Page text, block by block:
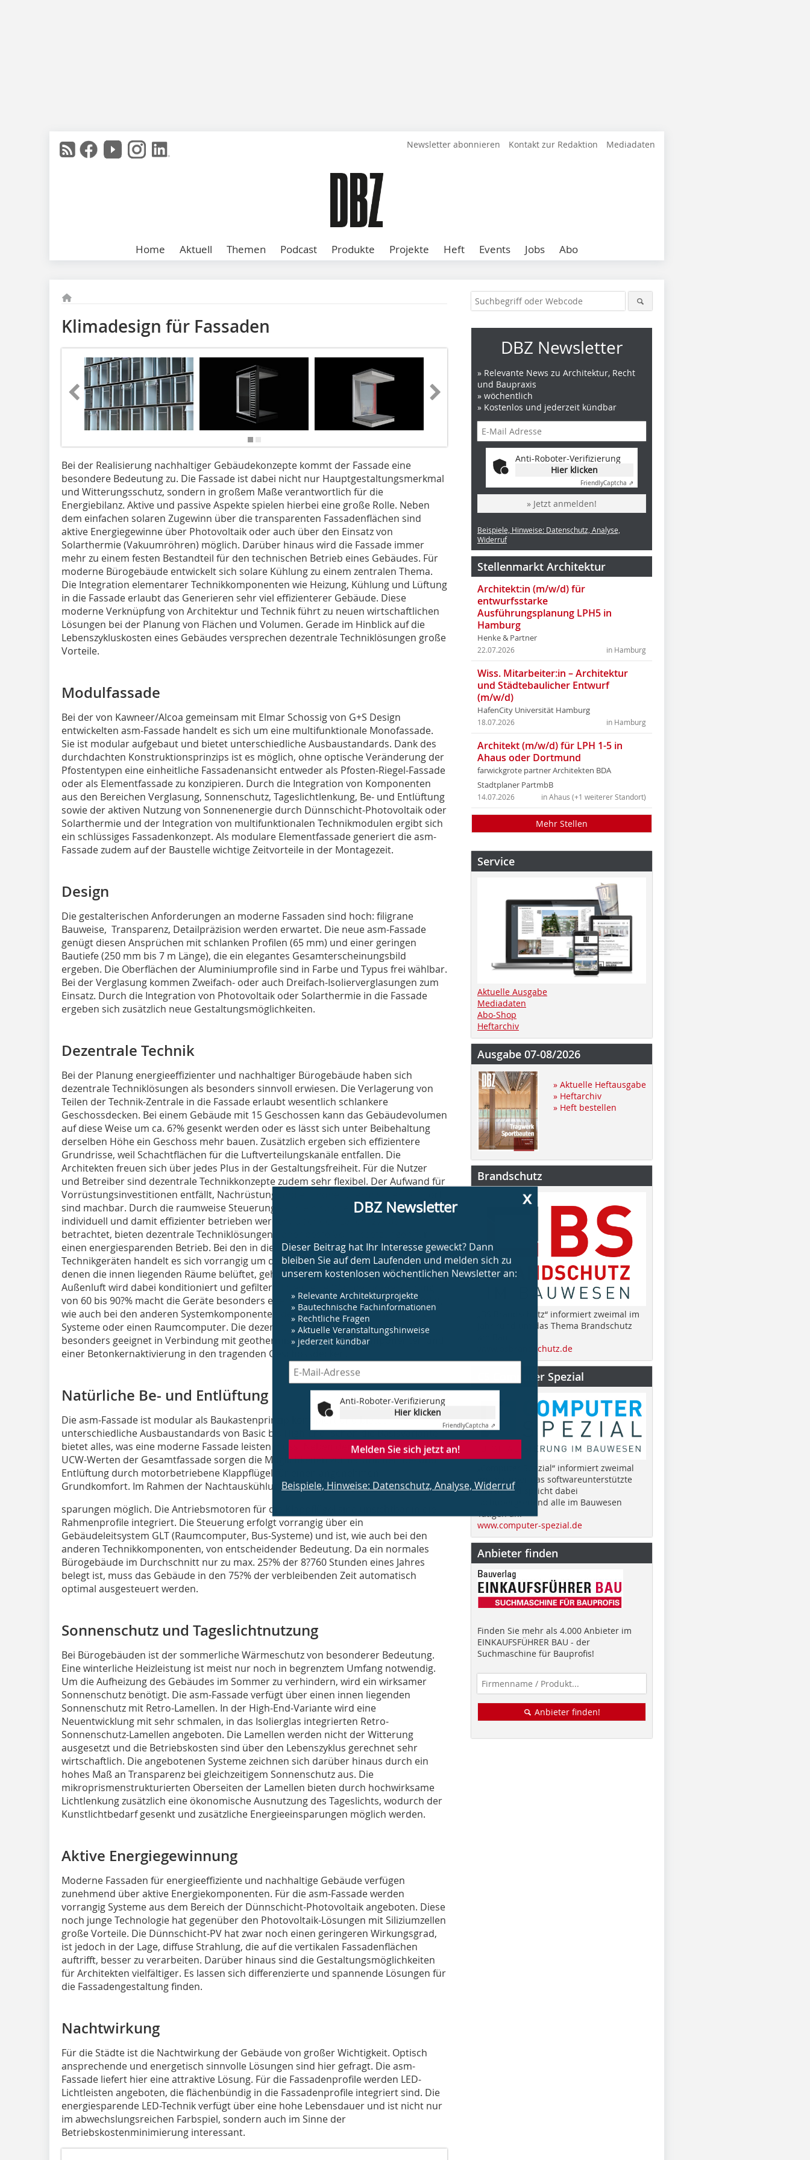
Newsletter abonnieren Kontakt zur Redaktion Mediadaten
Home Aktuell Themen Podcast Produkte Projekte Heft Events Jobs Abo
Klimadesign für Fassaden
Bei der Realisierung nachhaltiger Gebäudekonzepte kommt der Fassade eine
besondere Bedeutung zu. Die Fassade ist dabei nicht nur Hauptgestaltungsmerkmal
und Witterungsschutz, sondern in großem Maße verantwortlich für die
Energiebilanz. Aktive und passive Aspekte spielen hierbei eine große Rolle. Neben
dem einfachen solaren Zugewinn über die transparenten Fassadenflächen sind
aktive Energiegewinne über Photovoltaik oder auch über den Einsatz von
Solarthermie (Vakuumröhren) möglich. Darüber hinaus wird die Fassade immer
mehr zu einem festen Bestandteil für den technischen Betrieb eines Gebäudes. Für
moderne Bürogebäude entwickelt sich solare Kühlung zu einem zentralen Thema.
Die Integration elementarer Technikkomponenten wie Heizung, Kühlung und Lüftung
in die Fassade erlaubt das Generieren sehr viel effizienterer Gebäude. Diese
moderne Verknüpfung von Architektur und Technik führt zu neuen wirtschaftlichen
Lösungen bei der Planung von Flächen und Volumen. Gerade im Hinblick auf die
Lebenszykluskosten eines Gebäudes versprechen dezentrale Techniklösungen große
Vorteile.
Modulfassade
Bei der von Kawneer/Alcoa gemeinsam mit Elmar Schossig von G+S Design
entwickelten asm-Fassade handelt es sich um eine multifunktionale Monofassade.
Sie ist modular aufgebaut und bietet unterschiedliche Ausbaustandards. Dank des
durchdachten Konstruktionsprinzips ist es möglich, ohne optische Veränderung der
Pfostentypen eine einheitliche Fassadenansicht entweder als Pfosten-Riegel-Fassade
oder als Elementfassade zu konzipieren. Durch die Integration von Komponenten
aus den Bereichen Verglasung, Sonnenschutz, Tageslichtlenkung, Be- und Entlüftung
sowie der aktiven Nutzung von Sonnenenergie durch Dünnschicht-Photovoltaik oder
Solarthermie und der Integration von multifunktionalen Technikmodulen ergibt sich
ein schlüssiges Fassadenkonzept. Als modulare Elementfassade generiert die asm-
Fassade zudem auf der Baustelle wichtige Zeitvorteile in der Montagezeit.
Design
Die gestalterischen Anforderungen an moderne Fassaden sind hoch: filigrane
Bauweise, Transparenz, Detailpräzision werden erwartet. Die neue asm-Fassade
genügt diesen Ansprüchen mit schlanken Profilen (65 mm) und einer geringen
Bautiefe (250 mm bis 7 m Länge), die ein elegantes Gesamterscheinungsbild
ergeben. Die Oberflächen der Aluminiumprofile sind in Farbe und Typus frei wählbar.
Bei der Verglasung kommen Zweifach- oder auch Dreifach-Isolierverglasungen zum
Einsatz. Durch die Integration von Photovoltaik oder Solarthermie in die Fassade
ergeben sich zusätzlich neue Gestaltungsmöglichkeiten.
Dezentrale Technik
Bei der Planung energieeffizienter und nachhaltiger Bürogebäude haben sich
dezentrale Techniklösungen als besonders sinnvoll erwiesen. Die Verlagerung von
Teilen der Technik-Zentrale in die Fassade erlaubt wesentlich schlankere
Geschossdecken. Bei einem Gebäude mit 15 Geschossen kann das Gebäudevolumen
auf diese Weise um ca. 6?% gesenkt werden oder es lässt sich unter Beibehaltung
derselben Höhe ein Geschoss mehr bauen. Zusätzlich ergeben sich effizientere
Grundrisse, weil Schachtflächen für die Luftverteilungskanäle entfallen. Die
Architekten freuen sich über jedes Plus in der Gestaltungsfreiheit. Für die Nutzer
und Betreiber sind dezentrale Technikkonzepte zudem sehr flexibel. Der Aufwand für
Vorrüstungsinvestitionen entfällt, Nachrüstung und ein hoher thermischer Komfort
sind machbar. Durch die raumweise Steuerung kann ein solches Gebäude sehr
individuell und damit effizienter betrieben werden. Über den Lebenszyklus
betrachtet, bieten dezentrale Techniklösungen daher beste Voraussetzungen für
einen energiesparenden Betrieb. Bei den in die asm-Fassade integrierten
Technikgeräten handelt es sich vorrangig um dezentrale Lüftungseinheiten, mit
denen die innen liegenden Räume belüftet, geheizt und gekühlt werden können. Die
Außenluft wird dabei konditioniert und gefiltert. Integrierte Wärmerückgewinnung
von 60 bis 90?% macht die Geräte besonders energieeffizient. Die Steuerung erfolgt,
wie auch bei den anderen Systemkomponenten der Fassade, über moderne Bus-
Systeme oder einen Raumcomputer. Die dezentralen Technikkonzepte sind
besonders geeignet in Verbindung mit geothermischen Nutzungskomponenten und
einer Betonkernaktivierung in den tragenden Geschossdecken.
Natürliche Be- und Entlüftung
Die asm-Fassade ist modular als Baukastenprinzip konzipiert und bietet
unterschiedliche Ausbaustandards von Basic bis High-End. Schon die Basisvariante
bietet alles, was eine moderne Fassade leisten muss. Neben den hervorragenden
UCW-Werten der Gesamtfassade sorgen die Möglichkeiten zur natürlichen Be- und
Entlüftung durch motorbetriebene Klappflügel für einen angenehmen
Grundkomfort. Im Rahmen der Nachtauskühlung sind somit erste Energieein-
sparungen möglich. Die Antriebsmotoren für die Klappflügel sind unsichtbar in die
Rahmenprofile integriert. Die Steuerung erfolgt vorrangig über ein
Gebäudeleitsystem GLT (Raumcomputer, Bus-Systeme) und ist, wie auch bei den
anderen Technikkomponenten, von entscheidender Bedeutung. Da ein normales
Bürogebäude im Durchschnitt nur zu max. 25?% der 8?760 Stunden eines Jahres
belegt ist, muss das Gebäude in den 75?% der verbleibenden Zeit automatisch
optimal ausgesteuert werden.
Sonnenschutz und Tageslichtnutzung
Bei Bürogebäuden ist der sommerliche Wärmeschutz von besonderer Bedeutung.
Eine winterliche Heizleistung ist meist nur noch in begrenztem Umfang notwendig.
Um die Aufheizung des Gebäudes im Sommer zu verhindern, wird ein wirksamer
Sonnenschutz benötigt. Die asm-Fassade verfügt über einen innen liegenden
Sonnenschutz mit Retro-Lamellen. In der High-End-Variante wird eine
Neuentwicklung mit sehr schmalen, in das Isolierglas integrierten Retro-
Sonnenschutz-Lamellen angeboten. Die Lamellen werden nicht der Witterung
ausgesetzt und die Betriebskosten sind über den Lebenszyklus gerechnet sehr
wirtschaftlich. Die angebotenen Systeme zeichnen sich darüber hinaus durch ein
hohes Maß an Transparenz bei gleichzeitigem Sonnenschutz aus. Die
mikroprismenstrukturierten Oberseiten der Lamellen bieten durch hochwirksame
Lichtlenkung zusätzlich eine ökonomische Ausnutzung des Tageslichts, wodurch der
Kunstlichtbedarf gesenkt und zusätzliche Energieeinsparungen möglich werden.
Aktive Energiegewinnung
Moderne Fassaden für energieeffiziente und nachhaltige Gebäude verfügen
zunehmend über aktive Energiekomponenten. Für die asm-Fassade werden
vorrangig Systeme aus dem Bereich der Dünnschicht-Photovoltaik angeboten. Diese
noch junge Technologie hat gegenüber den Photovoltaik-Lösungen mit Siliziumzellen
große Vorteile. Die Dünnschicht-PV hat zwar noch einen geringeren Wirkungsgrad,
ist jedoch in der Lage, diffuse Strahlung, die auf die vertikalen Fassadenflächen
auftrifft, besser zu verarbeiten. Darüber hinaus sind die Gestaltungsmöglichkeiten
für Architekten vielfältiger. Es lassen sich differenzierte und spannende Lösungen für
die Fassadengestaltung finden.
Nachtwirkung
Für die Städte ist die Nachtwirkung der Gebäude von großer Wichtigkeit. Optisch
ansprechende und energetisch sinnvolle Lösungen sind hier gefragt. Die asm-
Fassade liefert hier eine attraktive Lösung. Für die Fassadenprofile werden LED-
Lichtleisten angeboten, die flächenbündig in die Fassadenprofile integriert sind. Die
energiesparende LED-Technik verfügt über eine hohe Lebensdauer und ist nicht nur
im abwechslungsreichen Farbspiel, sondern auch im Sinne der
Betriebskostenminimierung interessant.
x
DBZ Newsletter
Dieser Beitrag hat Ihr Interesse geweckt? Dann
bleiben Sie auf dem Laufenden und melden sich zu
unserem kostenlosen wöchentlichen Newsletter an:
» Relevante Architekturprojekte
» Bautechnische Fachinformationen
» Rechtliche Fragen
» Aktuelle Veranstaltungshinweise
» jederzeit kündbar
Anti-Roboter-Verifizierung
Hier klicken
FriendlyCaptcha ⇗
Melden Sie sich jetzt an!
Beispiele, Hinweise: Datenschutz, Analyse, Widerruf
DBZ Newsletter
» Relevante News zu Architektur, Recht
und Baupraxis
» wöchentlich
» Kostenlos und jederzeit kündbar
Anti-Roboter-Verifizierung
Hier klicken
FriendlyCaptcha ⇗
» Jetzt anmelden!
Beispiele, Hinweise: Datenschutz, Analyse,
Widerruf
Stellenmarkt Architektur
Architekt:in (m/w/d) für
entwurfsstarke
Ausführungsplanung LPH5 in
Hamburg
Henke & Partner
in Hamburg
22.07.2026
Wiss. Mitarbeiter:in – Architektur
und Städtebaulicher Entwurf
(m/w/d)
HafenCity Universität Hamburg
in Hamburg
18.07.2026
Architekt (m/w/d) für LPH 1-5 in
Ahaus oder Dortmund
farwickgrote partner Architekten BDA
Stadtplaner PartmbB
in Ahaus (+1 weiterer Standort)
14.07.2026
Mehr Stellen
Service
Aktuelle Ausgabe
Mediadaten
Abo-Shop
Heftarchiv
Ausgabe 07-08/2026
» Aktuelle Heftausgabe
» Heftarchiv
» Heft bestellen
Brandschutz
„BS Brandschutz“ informiert zweimal im
Jahr rund um das Thema Brandschutz
www.bsbrandschutz.de
CS Computer Spezial
„Computer Spezial“ informiert zweimal
im Jahr über das softwareunterstützte
Bauen und spricht dabei
fachübergreifend alle im Bauwesen
Tätigen an.
www.computer-spezial.de
Anbieter finden
Finden Sie mehr als 4.000 Anbieter im
EINKAUFSFÜHRER BAU - der
Suchmaschine für Bauprofis!
Anbieter finden!